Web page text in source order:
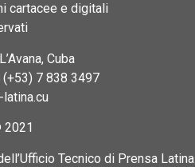
cartacee e digitali
Cuba
7 838 3497
2021
Tecnico di Prensa Latina.